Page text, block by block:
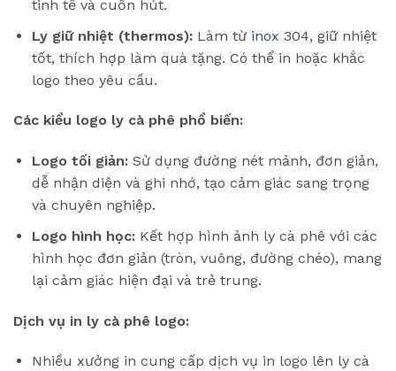
tinh tế và cuốn hút.
Ly giữ nhiệt (thermos):Làm từ inox 304, giữ nhiệt
tốt, thích hợp làm quà tặng. Có thể in hoặc khắc
logo theo yêu cầu.
Các kiểu logo ly cà phê phổ biến:
Logo tối giản:Sử dụng đường nét mảnh, đơn giản,
dễ nhận diện và ghi nhớ, tạo cảm giác sang trọng
và chuyên nghiệp.
Logo hình học:Kết hợp hình ảnh ly cà phê với các
hình học đơn giản (tròn, vuông, đường chéo), mang
lại cảm giác hiện đại và trẻ trung.
Dịch vụ in ly cà phê logo:
Nhiều xưởng in cung cấp dịch vụ in logo lên ly cà